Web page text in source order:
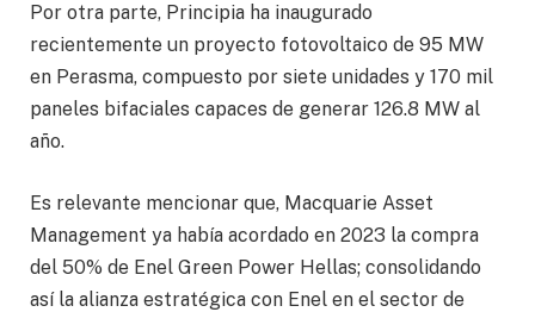
Por otra parte, Principia ha inaugurado
recientemente un proyecto fotovoltaico de 95 MW
en Perasma, compuesto por siete unidades y 170 mil
paneles bifaciales capaces de generar 126.8 MW al
año.
Es relevante mencionar que, Macquarie Asset
Management ya había acordado en 2023 la compra
del 50% de Enel Green Power Hellas; consolidando
así la alianza estratégica con Enel en el sector de